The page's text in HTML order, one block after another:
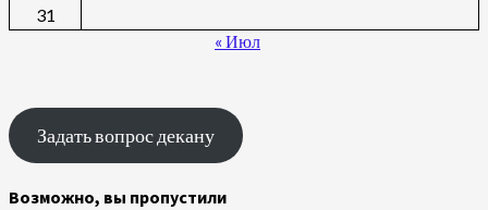
31
« Июл
Задать вопрос декану
Возможно, вы пропустили